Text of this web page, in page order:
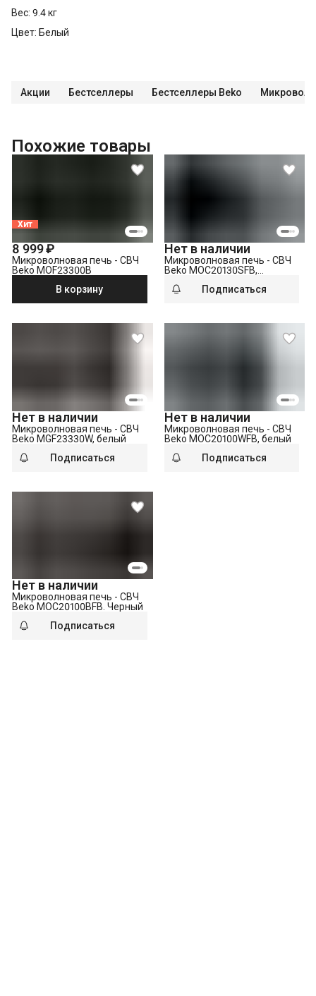
Вес: 9.4 кг
Цвет: Белый
Акции Бестселлеры Бестселлеры Beko
Похожие товары
Хит
8 999 ₽
Микроволновая печь - СВЧ
Beko MOF23300B
В корзину
Нет в наличии
Микроволновая печь - СВЧ
Beko MOC20130SFB,
Подписаться
Нет в наличии
Микроволновая печь - СВЧ
Beko MGF23330W, белый
Подписаться
Нет в наличии
Микроволновая печь - СВЧ
Beko MOC20100WFB, белый
Подписаться
Нет в наличии
Микроволновая печь - СВЧ
Beko MOC20100BFB. Черный
Подписаться